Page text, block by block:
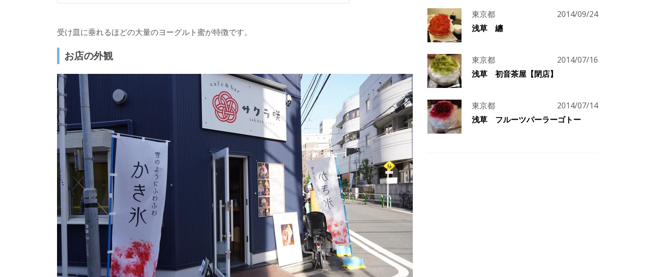
受け皿に垂れるほどの大量のヨーグルト蜜が特徴です。
お店の外観
東京都 2014/09/24
浅草 纏
東京都 2014/07/16
浅草 初音茶屋【閉店】
東京都 2014/07/14
浅草 フルーツパーラーゴトー